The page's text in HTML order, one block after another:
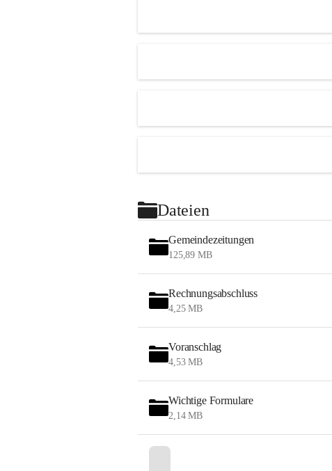
Dateien
Gemeindezeitungen
125,89 MB
Rechnungsabschluss
4,25 MB
Voranschlag
4,53 MB
Wichtige Formulare
2,14 MB